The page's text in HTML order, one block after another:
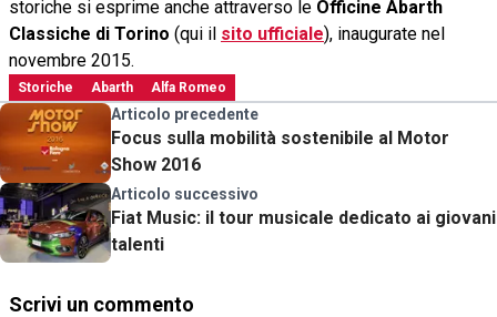
storiche si esprime anche attraverso le Officine Abarth
Classiche di Torino (qui il sito ufficiale), inaugurate nel
novembre 2015.
Storiche Abarth Alfa Romeo
Articolo precedente
Focus sulla mobilità sostenibile al Motor
Show 2016
Articolo successivo
Fiat Music: il tour musicale dedicato ai giovani
talenti
Scrivi un commento